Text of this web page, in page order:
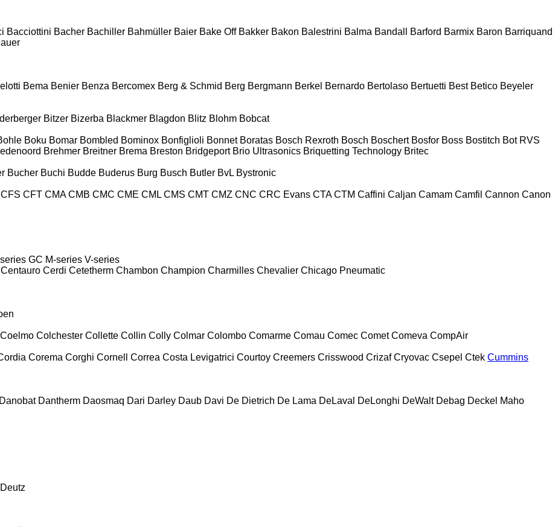
Bacciottini Bacher Bachiller Bahmüller Baier Bake Off Bakker Bakon Balestrini Balma Bandall Barford Barmix Baron Barriquand
Bema Benier Benza Bercomex Berg & Schmid Berg Bergmann Berkel Bernardo Bertolaso Bertuetti Best Betico Beyeler
Bitzer Bizerba Blackmer Blagdon Blitz Blohm Bobcat
Boku Bomar Bombled Bominox Bonfiglioli Bonnet Boratas Bosch Rexroth Bosch Boschert Bosfor Boss Bostitch Bot RVS
Brehmer Breitner Brema Breston Bridgeport Brio Ultrasonics Briquetting Technology Britec
Bucher Buchi Budde Buderus Burg Busch Butler BvL Bystronic
CFS CFT CMA CMB CMC CME CML CMS CMT CMZ CNC CRC Evans CTA CTM Caffini Caljan Camam Camfil Cannon Canon
GC M-series V-series
Centauro Cerdi Cetetherm Chambon Champion Charmilles Chevalier Chicago Pneumatic
Coelmo Colchester Collette Collin Colly Colmar Colombo Comarme Comau Comec Comet Comeva CompAir
Corema Corghi Cornell Correa Costa Levigatrici Courtoy Creemers Crisswood Crizaf Cryovac Csepel Ctek Cummins
Danobat Dantherm Daosmaq Dari Darley Daub Davi De Dietrich De Lama DeLaval DeLonghi DeWalt Debag Deckel Maho
Deutz